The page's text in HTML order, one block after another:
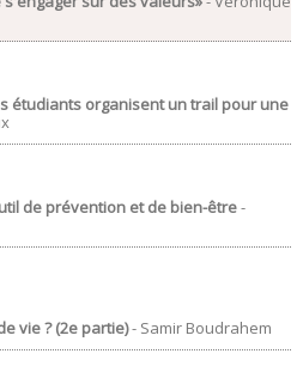
étudiants organisent un trail pour une
de prévention et de bien-être-
vie ? (2e partie)- Samir Boudrahem